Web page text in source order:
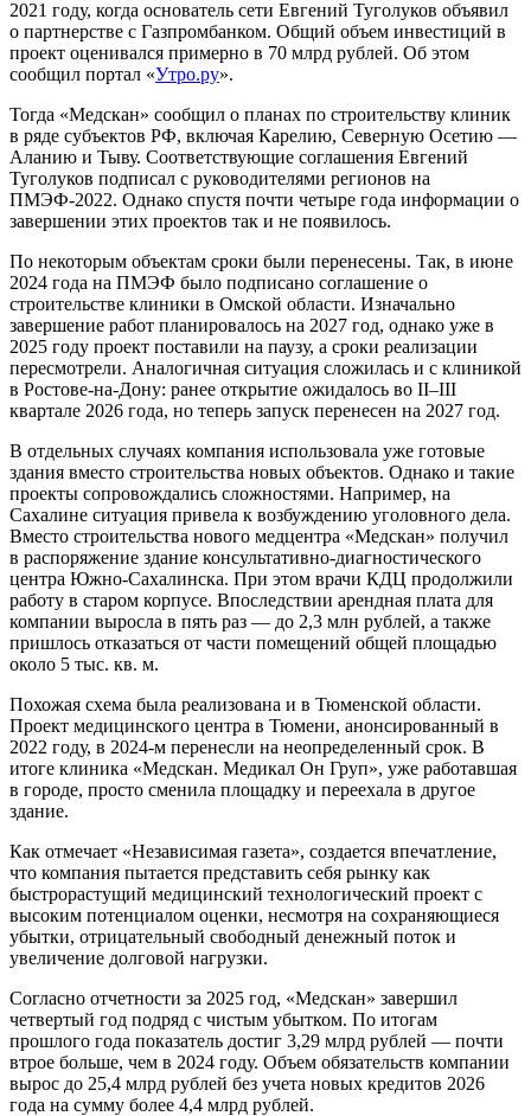
2021 году, когда основатель сети Евгений Туголуков объявил
о партнерстве с Газпромбанком. Общий объем инвестиций в
проект оценивался примерно в 70 млрд рублей. Об этом
сообщил портал «Утро.ру».
Тогда «Медскан» сообщил о планах по строительству клиник
в ряде субъектов РФ, включая Карелию, Северную Осетию —
Аланию и Тыву. Соответствующие соглашения Евгений
Туголуков подписал с руководителями регионов на
ПМЭФ-2022. Однако спустя почти четыре года информации о
завершении этих проектов так и не появилось.
По некоторым объектам сроки были перенесены. Так, в июне
2024 года на ПМЭФ было подписано соглашение о
строительстве клиники в Омской области. Изначально
завершение работ планировалось на 2027 год, однако уже в
2025 году проект поставили на паузу, а сроки реализации
пересмотрели. Аналогичная ситуация сложилась и с клиникой
в Ростове-на-Дону: ранее открытие ожидалось во II–III
квартале 2026 года, но теперь запуск перенесен на 2027 год.
В отдельных случаях компания использовала уже готовые
здания вместо строительства новых объектов. Однако и такие
проекты сопровождались сложностями. Например, на
Сахалине ситуация привела к возбуждению уголовного дела.
Вместо строительства нового медцентра «Медскан» получил
в распоряжение здание консультативно-диагностического
центра Южно-Сахалинска. При этом врачи КДЦ продолжили
работу в старом корпусе. Впоследствии арендная плата для
компании выросла в пять раз — до 2,3 млн рублей, а также
пришлось отказаться от части помещений общей площадью
около 5 тыс. кв. м.
Похожая схема была реализована и в Тюменской области.
Проект медицинского центра в Тюмени, анонсированный в
2022 году, в 2024-м перенесли на неопределенный срок. В
итоге клиника «Медскан. Медикал Он Груп», уже работавшая
в городе, просто сменила площадку и переехала в другое
здание.
Как отмечает «Независимая газета», создается впечатление,
что компания пытается представить себя рынку как
быстрорастущий медицинский технологический проект с
высоким потенциалом оценки, несмотря на сохраняющиеся
убытки, отрицательный свободный денежный поток и
увеличение долговой нагрузки.
Согласно отчетности за 2025 год, «Медскан» завершил
четвертый год подряд с чистым убытком. По итогам
прошлого года показатель достиг 3,29 млрд рублей — почти
втрое больше, чем в 2024 году. Объем обязательств компании
вырос до 25,4 млрд рублей без учета новых кредитов 2026
года на сумму более 4,4 млрд рублей.